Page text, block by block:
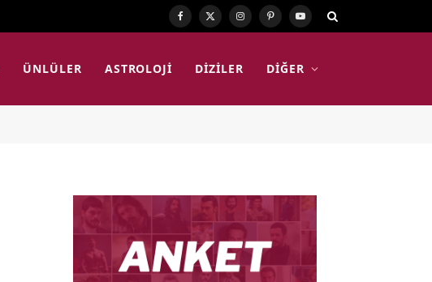
Facebook
X
Instagram
PinterestYouTube
ÜNLÜLER ASTROLOJI DIZILER DIĞER